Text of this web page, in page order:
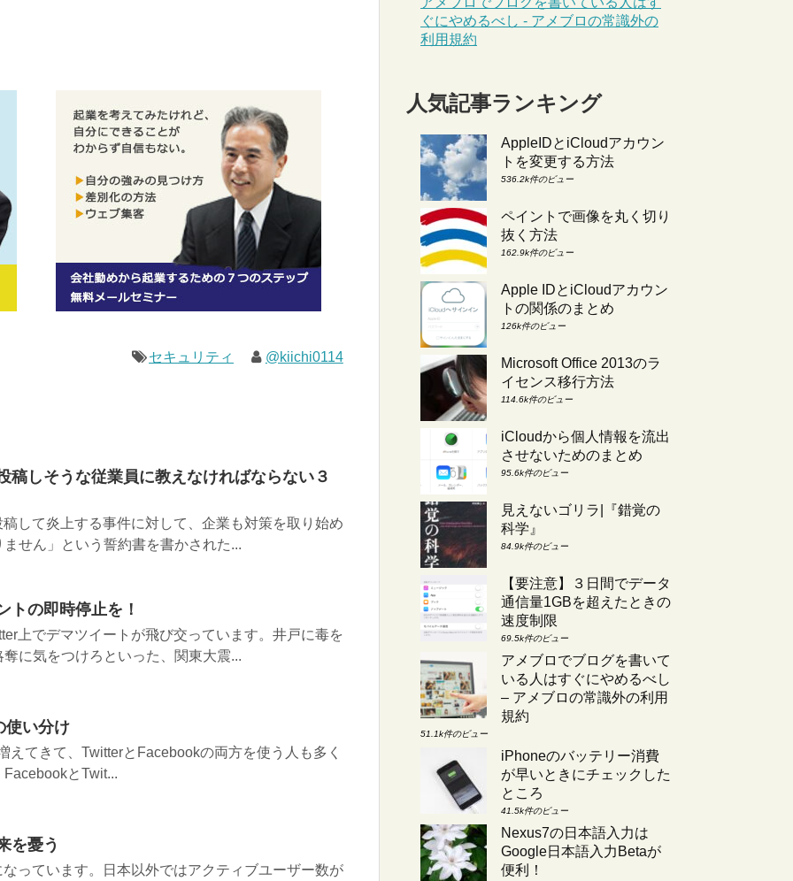
セキュリティ @kiichi0114
稿しそうな従業員に教えなければならない３
して炎上する事件に対して、企業も対策を取り始め
せん」という誓約書を書かされた...
トの即時停止を！
上でデマツイートが飛び交っています。井戸に毒を
に気をつけろといった、関東大震...
い分け
てきて、TwitterとFacebookの両方を使う人も多く
とTwit...
を憂う
っています。日本以外ではアクティブユーザー数が
ぐにやめるべし - アメブロの常識外の
利用規約
人気記事ランキング
AppleIDとiCloudアカウン
トを変更する方法
536.2k件のビュー
ペイントで画像を丸く切り
抜く方法
162.9k件のビュー
Apple IDとiCloudアカウン
トの関係のまとめ
126k件のビュー
Microsoft Office 2013のラ
イセンス移行方法
114.6k件のビュー
iCloudから個人情報を流出
させないためのまとめ
95.6k件のビュー
見えないゴリラ|『錯覚の
科学』
84.9k件のビュー
【要注意】３日間でデータ
通信量1GBを超えたときの
速度制限
69.5k件のビュー
アメブロでブログを書いて
いる人はすぐにやめるべし
– アメブロの常識外の利用
規約
51.1k件のビュー
iPhoneのバッテリー消費
が早いときにチェックした
ところ
41.5k件のビュー
Nexus7の日本語入力は
Google日本語入力Betaが
便利！